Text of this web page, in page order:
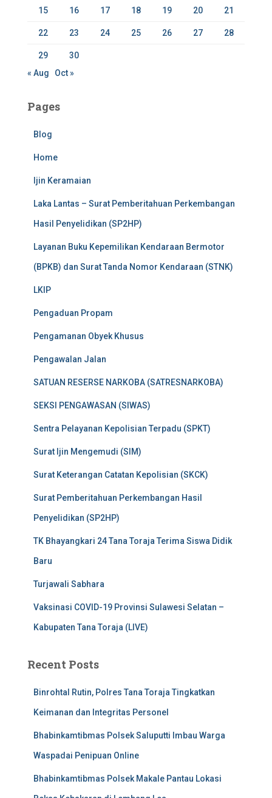
15 16 17 18 19 20 21
22 23 24 25 26 27 28
29
30
« Aug
Oct »
Pages
Blog
Home
Ijin Keramaian
Laka Lantas – Surat Pemberitahuan Perkembangan
Hasil Penyelidikan (SP2HP)
Layanan Buku Kepemilikan Kendaraan Bermotor
(BPKB) dan Surat Tanda Nomor Kendaraan (STNK)
LKIP
Pengaduan Propam
Pengamanan Obyek Khusus
Pengawalan Jalan
SATUAN RESERSE NARKOBA (SATRESNARKOBA)
SEKSI PENGAWASAN (SIWAS)
Sentra Pelayanan Kepolisian Terpadu (SPKT)
Surat Ijin Mengemudi (SIM)
Surat Keterangan Catatan Kepolisian (SKCK)
Surat Pemberitahuan Perkembangan Hasil
Penyelidikan (SP2HP)
TK Bhayangkari 24 Tana Toraja Terima Siswa Didik
Baru
Turjawali Sabhara
Vaksinasi COVID-19 Provinsi Sulawesi Selatan –
Kabupaten Tana Toraja (LIVE)
Recent Posts
Binrohtal Rutin, Polres Tana Toraja Tingkatkan
Keimanan dan Integritas Personel
Bhabinkamtibmas Polsek Saluputti Imbau Warga
Waspadai Penipuan Online
Bhabinkamtibmas Polsek Makale Pantau Lokasi